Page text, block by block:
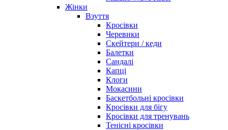
Жінки
Взуття
Кросівки
Черевики
Скейтери / кеди
Балетки
Сандалі
Капці
Клоги
Мокасини
Баскетбольні кросівки
Кросівки для бігу
Кросівки для тренувань
Тенісні кросівки